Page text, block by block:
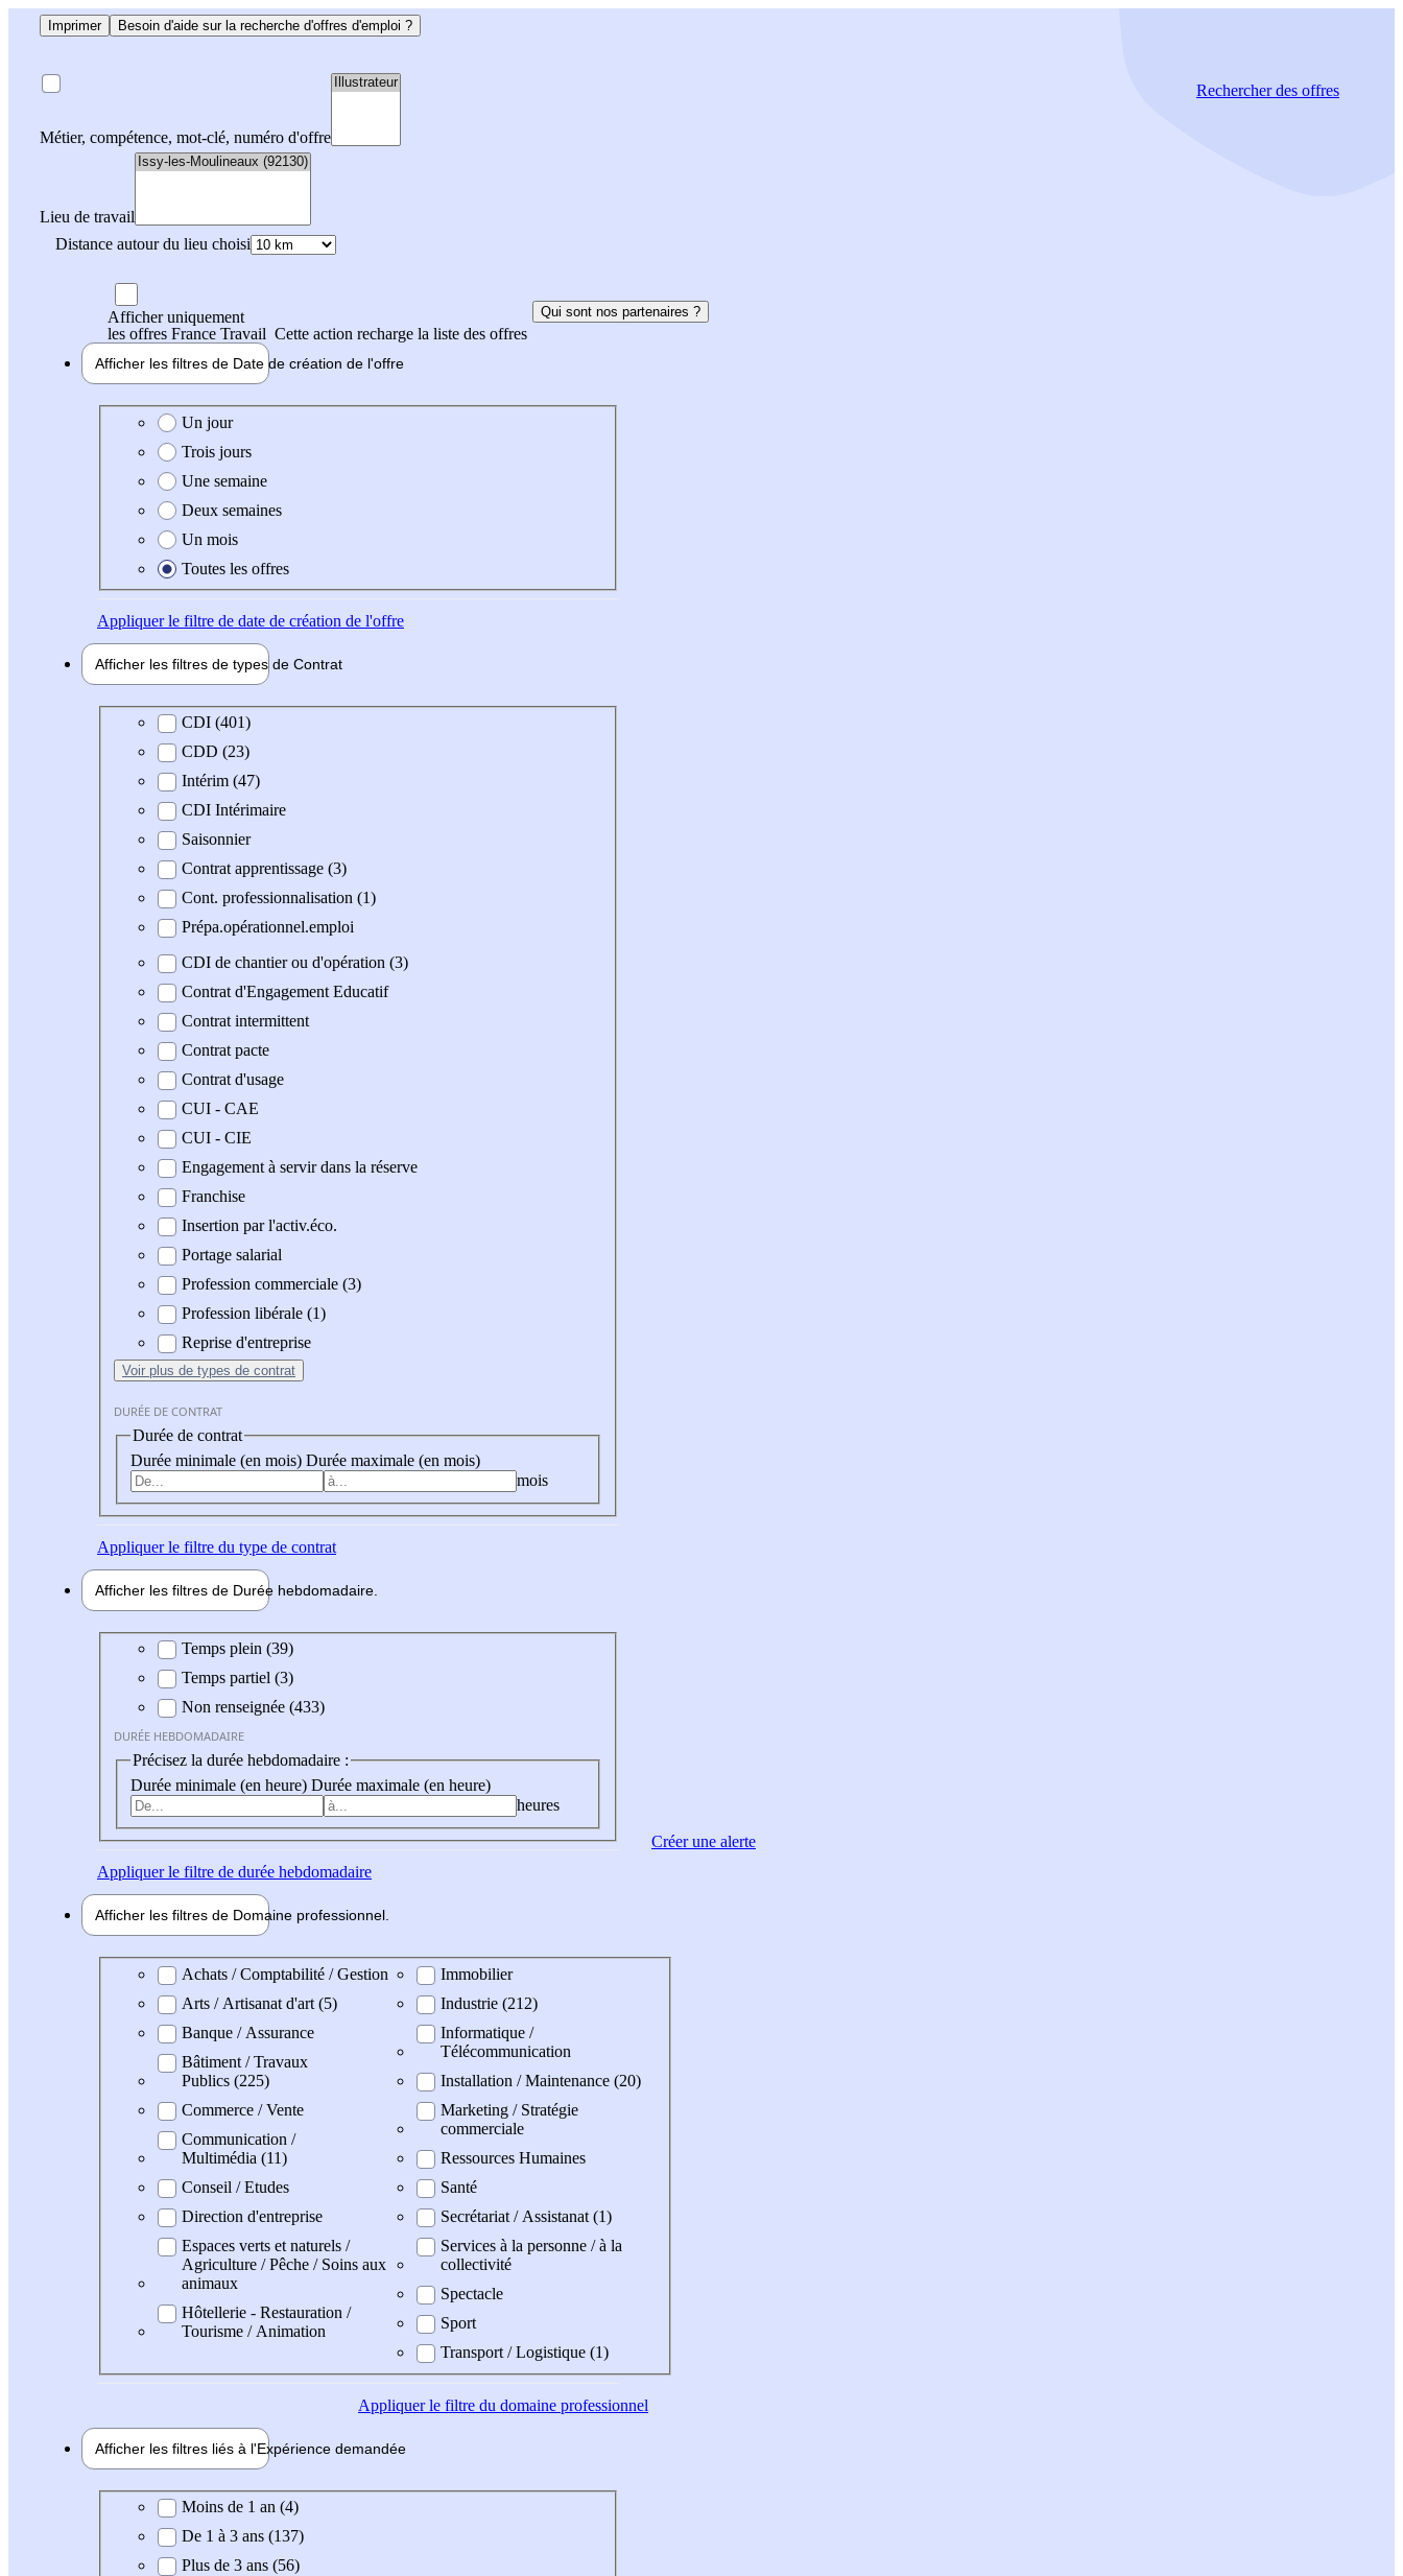
Imprimer Besoin d'aide sur la recherche d'offres d'emploi ?
Métier, compétence, mot-clé, numéro d'offre
Lieu de travail
Distance autour du lieu choisi
Rechercherdes offres
Afficher uniquement
les offres France Travail Cette action recharge la liste des offres
Qui sont nos partenaires ?
Afficher les filtres de Date de création de l'offre
Date de création de l'offre
Un jour
Trois jours
Une semaine
Deux semaines
Un mois
Toutes les offres
Appliquerle filtre de date de création de l'offre
Afficher les filtres de types de Contrat
Type de contratCDI (401)
CDD (23)
Intérim (47)
CDI Intérimaire
Saisonnier
Contrat apprentissage (3)
Cont. professionnalisation (1)
Prépa.opérationnel.emploi
CDI de chantier ou d'opération (3)
Contrat d'Engagement Educatif
Contrat intermittent
Contrat pacte
Contrat d'usage
CUI - CAE
CUI - CIE
Engagement à servir dans la réserve
Franchise
Insertion par l'activ.éco.
Portage salarial
Profession commerciale (3)
Profession libérale (1)
Reprise d'entreprise
Voir plus de types de contrat
DURÉE DE CONTRAT
Durée de contrat
Durée minimale (en mois) Durée maximale (en mois)
mois
Appliquerle filtre du type de contrat
Afficher les filtres de Durée hebdomadaire
Durée hebdomadaire
Temps plein (39)
Temps partiel (3)
Non renseignée (433)
DURÉE HEBDOMADAIRE
Précisez la durée hebdomadaire :
Durée minimale (en heure) Durée maximale (en heure)
heures
Appliquerle filtre de durée hebdomadaire
Afficher les filtres de Domaine professionnel
Domaine professionel
Achats / Comptabilité / Gestion
Arts / Artisanat d'art (5)
Banque / Assurance
Bâtiment / Travaux
Publics (225)
Commerce / Vente
Communication /
Multimédia (11)
Conseil / Etudes
Direction d'entreprise
Espaces verts et naturels /
Agriculture / Pêche / Soins aux
animaux
Hôtellerie - Restauration /
Tourisme / Animation
Immobilier
Industrie (212)
Informatique /
Télécommunication
Installation / Maintenance (20)
Marketing / Stratégie
commerciale
Ressources Humaines
Santé
Secrétariat / Assistanat (1)
Services à la personne / à la
collectivité
Spectacle
Sport
Transport / Logistique (1)
Appliquerle filtre du domaine professionnel
Afficher les filtres liés à l'Expérience demandée
Expérience demandée
Moins de 1 an (4)
De 1 à 3 ans (137)
Plus de 3 ans (56)
Créer une alerte